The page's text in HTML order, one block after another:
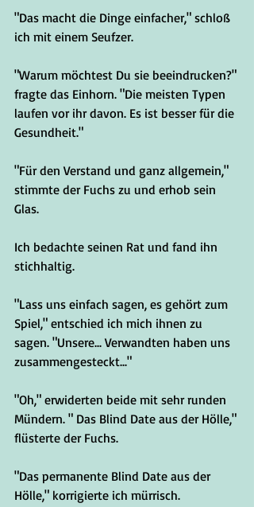
"Das macht die Dinge einfacher," schloß
ich mit einem Seufzer.
"Warum möchtest Du sie beeindrucken?"
fragte das Einhorn. "Die meisten Typen
laufen vor ihr davon. Es ist besser für die
Gesundheit."
"Für den Verstand und ganz allgemein,"
stimmte der Fuchs zu und erhob sein
Glas.
Ich bedachte seinen Rat und fand ihn
stichhaltig.
"Lass uns einfach sagen, es gehört zum
Spiel," entschied ich mich ihnen zu
sagen. "Unsere... Verwandten haben uns
zusammengesteckt..."
"Oh," erwiderten beide mit sehr runden
Mündern. " Das Blind Date aus der Hölle,"
flüsterte der Fuchs.
"Das permanente Blind Date aus der
Hölle," korrigierte ich mürrisch.